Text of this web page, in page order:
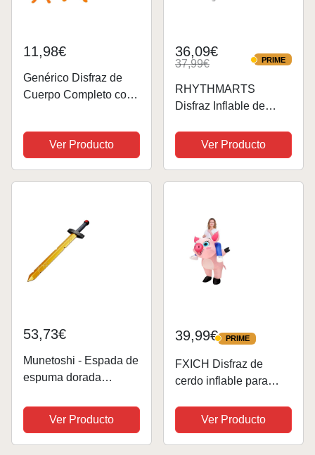
11,98€
Genérico Disfraz de
Cuerpo Completo con
Traje de Cuerpo
Completo para
Adultos, Traje de
Ver Producto
36,09€
37,99€ PRIME
PRIME
RHYTHMARTS
Disfraz Inflable de
Disfraz de Gallo
Hinchable
Ver Producto
53,73€
Munetoshi - Espada de
espuma dorada
pulgadas, finlandés,
aventura de fantasía,
disfraz de cosplay,
Ver Producto
39,99€ PRIME
PRIME
FXICH Disfraz de
cerdo inflable para
de cosplay, disfraz de
cerdo para adulto,
disfraz de cerdo
Ver Producto